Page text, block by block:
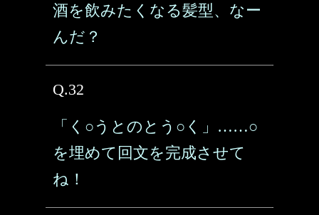
酒を飲みたくなる髪型、なー
んだ？
Q.32
「く○うとのとう○く」……○
を埋めて回文を完成させて
ね！